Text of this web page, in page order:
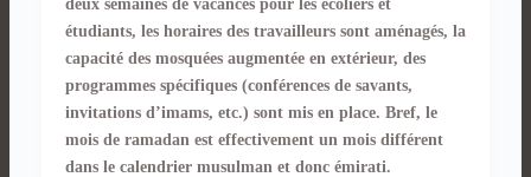
deux semaines de vacances pour les écoliers et
étudiants, les horaires des travailleurs sont aménagés, la
capacité des mosquées augmentée en extérieur, des
programmes spécifiques (conférences de savants,
invitations d’imams, etc.) sont mis en place. Bref, le
mois de ramadan est effectivement un mois différent
dans le calendrier musulman et donc émirati.